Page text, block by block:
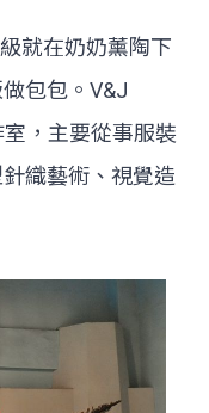
就在奶奶薰陶下
包包。V&J
，主要從事服裝
織藝術、視覺造